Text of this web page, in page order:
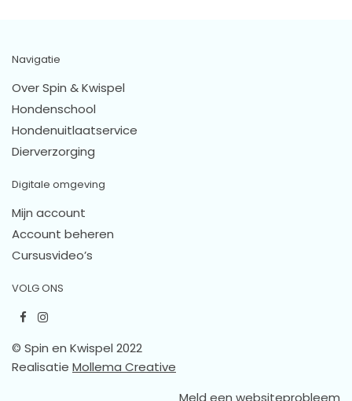
Navigatie
Over Spin & Kwispel
Hondenschool
Hondenuitlaatservice
Dierverzorging
Digitale omgeving
Mijn account
Account beheren
Cursusvideo’s
VOLG ONS
© Spin en Kwispel 2022
Realisatie Mollema Creative
Meld een websiteprobleem